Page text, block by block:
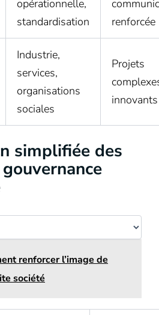
opérationnelle,
standardisation
renforcée
Industrie,
services,
organisations
sociales
Projets
innovants
simplifiée des
renforcer l’image de
société